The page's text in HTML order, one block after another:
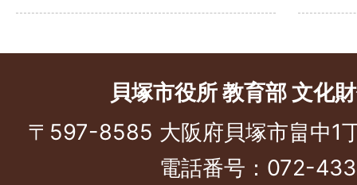
貝塚市役所 教育部 文化
〒597-8585 大阪府貝塚市畠中1
電話番号：072-